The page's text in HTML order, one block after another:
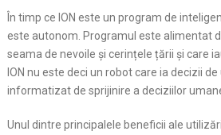
În timp ce ION este un program de
este autonom. Programul este alimentat
seama de nevoile și cerințele țării și care
ION nu este deci un robot care ia decizii
informatizat de sprijinire a deciziilor
Unul dintre principalele beneficii ale